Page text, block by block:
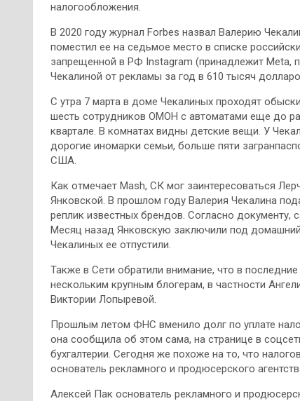
налогообложения.
В 2020 году журнал Forbes назвал Валерию
поместил ее на седьмое место в списке
запрещенной в РФ Instagram (принадлежит Meta,
Чекалиной от рекламы за год в 610 тысяч
С утра 7 марта в доме Чекалиных проходят
шесть сотрудников ОМОН с автоматами еще до
квартале. В комнатах видны детские вещи. У
дорогие иномарки семьи, больше пяти
США.
Как отмечает Mash, СК мог заинтересоваться
Янковской. В прошлом году Валерия Чекалина
реплик известных брендов. Согласно документу,
Месяц назад Янковскую заключили под
Чекалиных ее отпустили.
Также в Сети обратили внимание, что в
нескольким крупным блогерам, в частности
Виктории Лопыревой.
Прошлым летом ФНС вменило долг по уплате
она сообщила об этом сама, на странице в
бухгалтерии. Сегодня же похоже на то, что
основатель рекламного и продюсерского
Алексей Пак основатель рекламного и